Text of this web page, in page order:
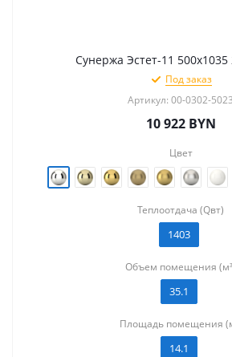
Сунержа Эстет-11 500х1035
Под заказ
Артикул: 00-0302-5023
10 922BYN
Цвет
Теплоотдача (Qвт)
1403
Объем помещения
35.1
Площадь помещения
14.1